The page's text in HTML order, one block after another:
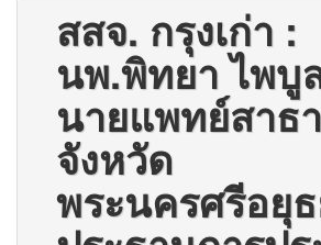
สสจ. กรุงเก่า :
นพ.พิทยา ไพบู
นายแพทย์สาธ
จังหวัด
พระนครศรีอยุ